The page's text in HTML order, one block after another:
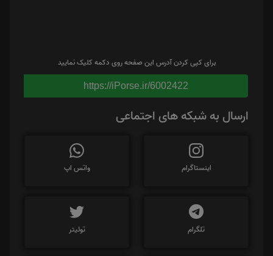
برای کپی کردن آدرس این صفحه روی دکمه کلیک نمایید
https://iPorse.ir/6002422
ارسال به شبکه های اجتماعی
اینستاگرام واتس اپ
تلگرام توئیتر